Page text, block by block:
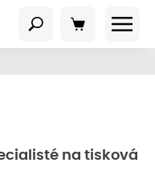
na tisková